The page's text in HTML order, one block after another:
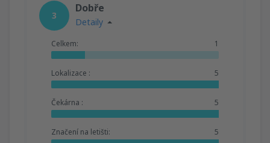
3
Dobře
Detaily
Celkem: 1
Lokalizace : 5
Čekárna : 5
Značení na letišti: 5